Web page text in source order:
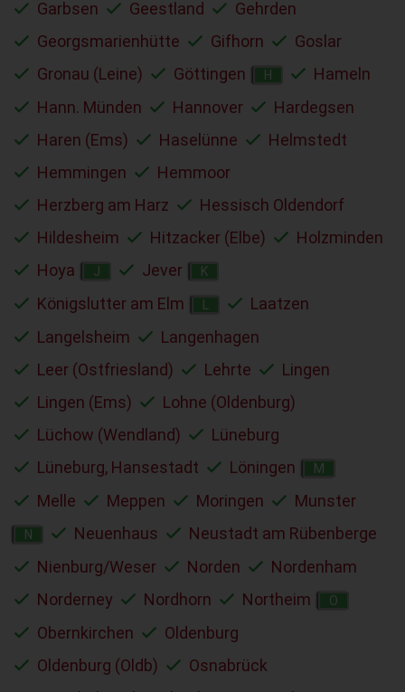
Garbsen Geestland
Gehrden
Georgsmarienhütte
Gifhorn
Goslar
Gronau (Leine)
Göttingen H
Hameln
Hann. Münden
Hannover
Hardegsen
Haren (Ems)
Haselünne
Helmstedt
Hemmingen
Hemmoor
Herzberg am Harz
Hessisch Oldendorf
Hildesheim
Hitzacker (Elbe)
Holzminden
Hoya
J Jever K
Königslutter am Elm
Laatzen
Langelsheim
Langenhagen
Leer (Ostfriesland)
Lehrte
Lingen
Lingen (Ems)
Lohne (Oldenburg)
Lüchow (Wendland)
Lüneburg
Lüneburg, Hansestadt
Löningen M
Melle Meppen Moringen Munster
N Neuenhaus
Neustadt am Rübenberge
Nienburg/Weser
Norden
Nordenham
Norderney
Nordhorn Northeim O
Obernkirchen
Oldenburg
Oldenburg (Oldb)
Osnabrück